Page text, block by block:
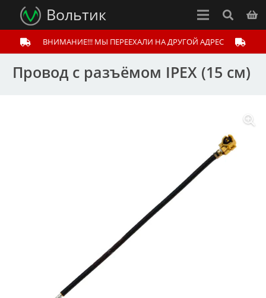
Вольтик
ВНИМАНИЕ!!! МЫ ПЕРЕЕХАЛИ НА ДРУГОЙ АДРЕС
Провод с разъёмом IPEX (15 см)